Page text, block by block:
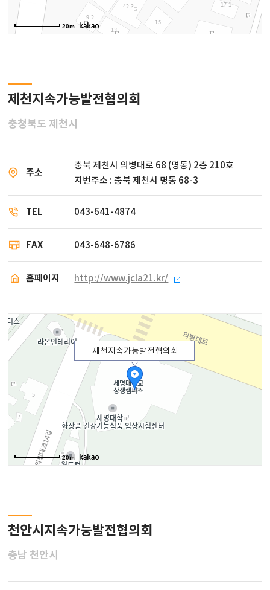
20m
제천지속가능발전협의회
충청북도 제천시
주소
충북 제천시 의병대로 68 (명동) 2층 210호
지번주소 : 충북 제천시 명동 68-3
TEL 043-641-4874
FAX 043-648-6786
홈페이지 http://www.jcla21.kr/
제천지속가능발전협의회
20m
천안시지속가능발전협의회
충남 천안시